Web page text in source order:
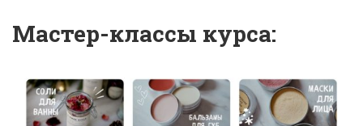
Мастер-классы курса: